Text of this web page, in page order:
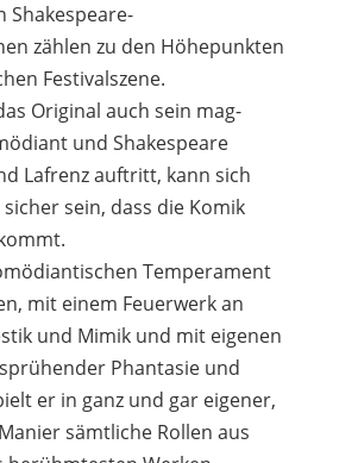
Shakespeare-
zählen zu den Höhepunkten
Festivalszene.
Original auch sein mag-
und Shakespeare
Lafrenz auftritt, kann sich
sein, dass die Komik
Temperament
mit einem Feuerwerk an
und Mimik und mit eigenen
Phantasie und
er in ganz und gar eigener,
sämtliche Rollen aus